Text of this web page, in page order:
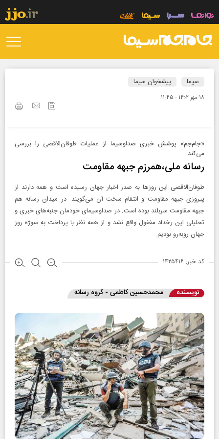
سیما پیشخوان سیما
۱۸ مهر ۱۴۰۲ - ۱۱:۴۵
«جام‌جم» پوشش خبری صداوسیما از عملیات طوفان‌الاقصی را بررسی
می‌کند
رسانه ملی،همرزم جبهه مقاومت
طوفان‌الاقصی این روزها به صدر اخبار جهان رسیده است و همه دارند از
پیروزی جبهه مقاومت و انتقام سخت آن می‌گویند. در میدان رسانه هم
جبهه مقاومت سربلند بوده است. در صداوسیمای خودمان جنبه‌های خبری و
تحلیلی این رخداد مغفول واقع نشد و از همه‌ نظر با پرداخت به سوژه روز
جهان روبه‌رو بودیم.
کد خبر: ۱۴۲۵۴۱۶
نویسنده محمدحسین کاظمی‌ - گروه رسانه